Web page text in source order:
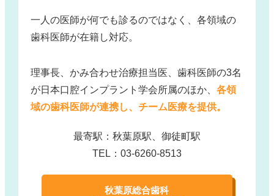
一人の医師が何でも診るのではなく、各領域の
歯科医師が在籍し対応。
理事長、かみ合わせ治療担当医、歯科医師の3名
が日本口腔インプラント学会所属のほか、各領
域の歯科医師が連携し、チーム医療を提供。
最寄駅：秋葉原駅、御徒町駅
TEL：03-6260-8513
秋葉原総合歯科